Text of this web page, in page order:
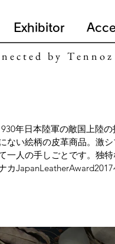
Exhibitor
年日本陸軍の敵国上陸
ない絵柄の皮革商品。激シ
一人の手しごとです。独
JapanLeatherAward2017
e c t e d b y T e n n o z